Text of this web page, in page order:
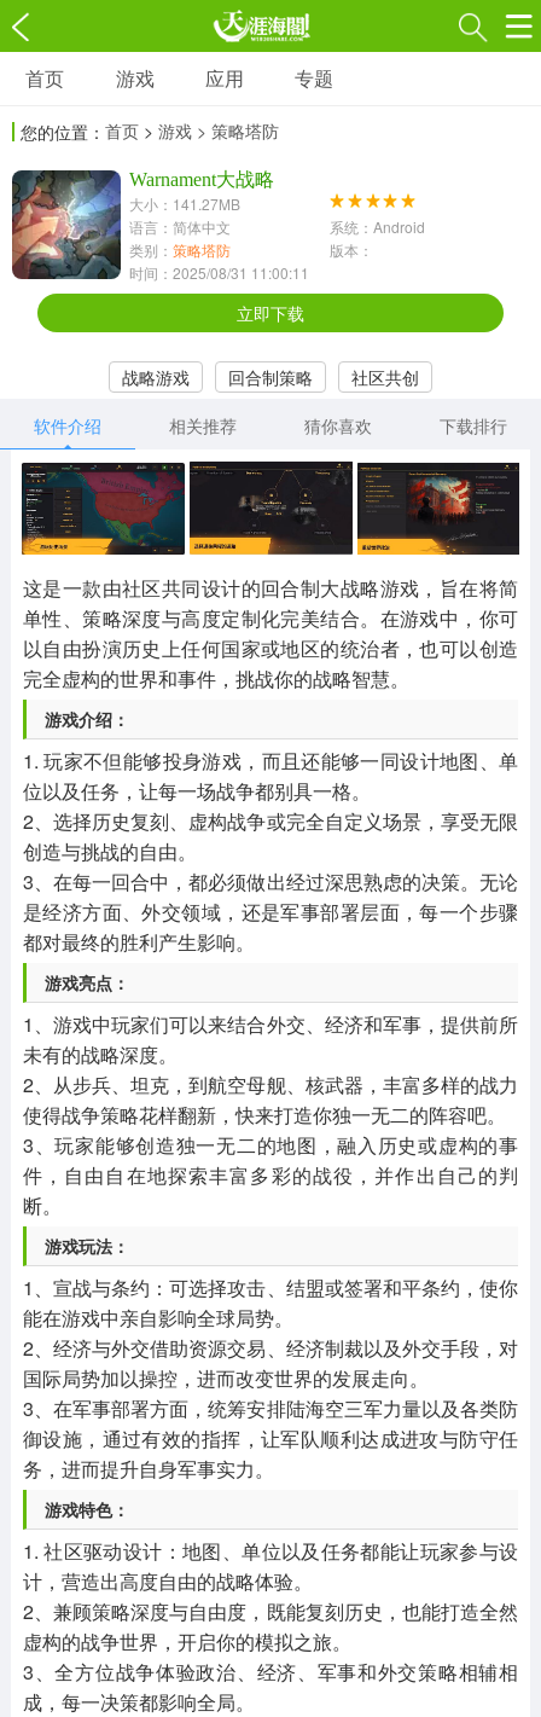
游戏
3697款应用
1597款应用
休闲益智
13387款应用
2196款应用
1072款应用
418款应用
568款应用
音乐舞蹈
269款应用
2716款应用
515款应用
其他
1654款应用
游戏助手
515款应用
MOD游戏
1056款应用
首页 游戏 应用 专题
您的位置： 首页 > 游戏 > 策略塔防
Warnament大战略
大小：141.27MB
语言：简体中文
系统：Android
类别： 策略塔防
版本：
时间：2025/08/31 11:00:11
立即下载
战略游戏 回合制策略
社区共创
软件介绍
相关推荐 猜你喜欢 下载排行
这是一款由社区共同设计的回合制大战略游戏，旨在将简
单性、策略深度与高度定制化完美结合。在游戏中，你可
以自由扮演历史上任何国家或地区的统治者，也可以创造
完全虚构的世界和事件，挑战你的战略智慧。
游戏介绍：
1. 玩家不但能够投身游戏，而且还能够一同设计地图、单
位以及任务，让每一场战争都别具一格。
2、选择历史复刻、虚构战争或完全自定义场景，享受无限
创造与挑战的自由。
3、在每一回合中，都必须做出经过深思熟虑的决策。无论
是经济方面、外交领域，还是军事部署层面，每一个步骤
都对最终的胜利产生影响。
游戏亮点：
1、游戏中玩家们可以来结合外交、经济和军事，提供前所
未有的战略深度。
2、从步兵、坦克，到航空母舰、核武器，丰富多样的战力
使得战争策略花样翻新，快来打造你独一无二的阵容吧。
3、玩家能够创造独一无二的地图，融入历史或虚构的事
件，自由自在地探索丰富多彩的战役，并作出自己的判
断。
游戏玩法：
1、宣战与条约：可选择攻击、结盟或签署和平条约，使你
能在游戏中亲自影响全球局势。
2、经济与外交借助资源交易、经济制裁以及外交手段，对
国际局势加以操控，进而改变世界的发展走向。
3、在军事部署方面，统筹安排陆海空三军力量以及各类防
御设施，通过有效的指挥，让军队顺利达成进攻与防守任
务，进而提升自身军事实力。
游戏特色：
1. 社区驱动设计：地图、单位以及任务都能让玩家参与设
计，营造出高度自由的战略体验。
2、兼顾策略深度与自由度，既能复刻历史，也能打造全然
虚构的战争世界，开启你的模拟之旅。
3、全方位战争体验政治、经济、军事和外交策略相辅相
成，每一决策都影响全局。